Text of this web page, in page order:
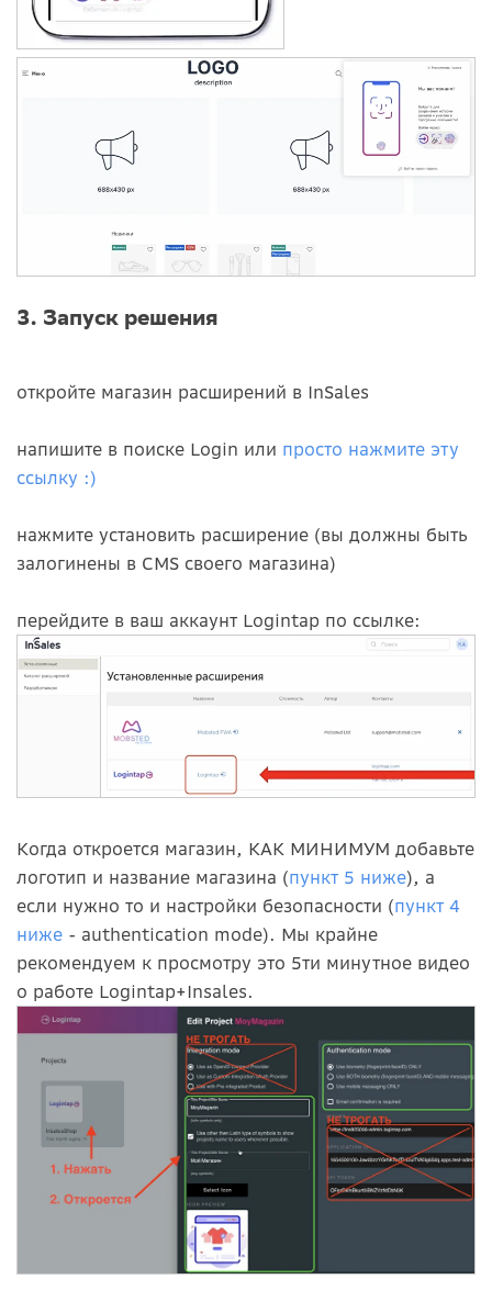
3. Запуск решения
откройте магазин расширений в InSales
напишите в поиске Login или просто нажмите эту
ссылку :)
нажмите установить расширение (вы должны быть
залогинены в CMS своего магазина)
перейдите в ваш аккаунт Logintap по ссылке:
Когда откроется магазин, КАК МИНИМУМ добавьте
логотип и название магазина (пункт 5 ниже), а
если нужно то и настройки безопасности (пункт 4
ниже - authentication mode). Мы крайне
рекомендуем к просмотру это 5ти минутное видео
о работе Logintap+Insales.